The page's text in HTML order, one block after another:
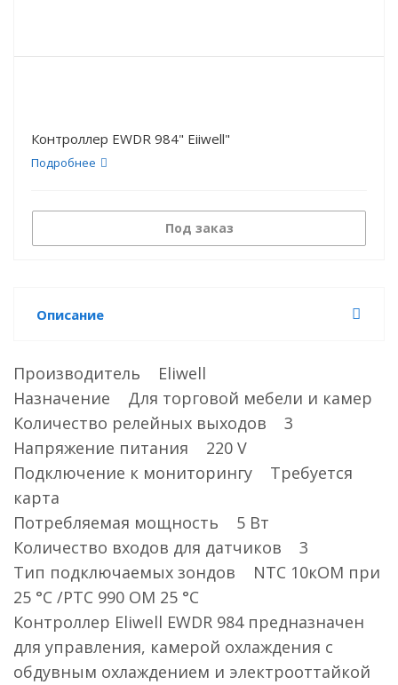
Контроллер EWDR 984" Eiiwell"
Подробнее
Под заказ
Описание
Производитель Eliwell
Назначение Для торговой мебели и камер
Количество релейных выходов 3
Напряжение питания 220 V
Подключение к мониторингу Требуется
карта
Потребляемая мощность 5 Вт
Количество входов для датчиков 3
Тип подключаемых зондов NTC 10кОМ при
25 °C /PTC 990 ОМ 25 °C
Контроллер Eliwell EWDR 984 предназначен
для управления, камерой охлаждения с
обдувным охлаждением и электрооттайкой